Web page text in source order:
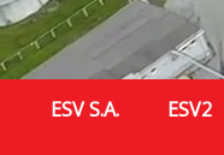
ESV S.A. ESV2